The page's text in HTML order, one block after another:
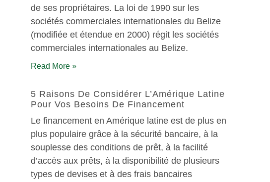
de ses propriétaires. La loi de 1990 sur les
sociétés commerciales internationales du Belize
(modifiée et étendue en 2000) régit les sociétés
commerciales internationales au Belize.
Read More »
5 Raisons De Considérer L’Amérique Latine
Pour Vos Besoins De Financement
Le financement en Amérique latine est de plus en
plus populaire grâce à la sécurité bancaire, à la
souplesse des conditions de prêt, à la facilité
d’accès aux prêts, à la disponibilité de plusieurs
types de devises et à des frais bancaires